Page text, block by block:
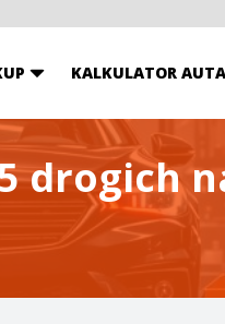
KALKULATOR
drogich